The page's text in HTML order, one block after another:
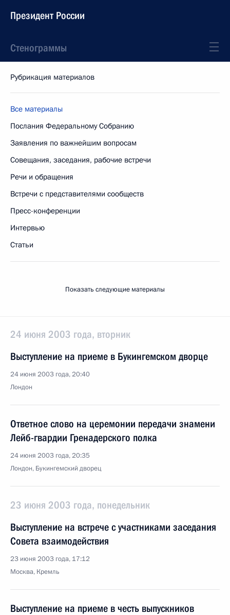
Президент России
Стенограммы
Рубрикация материалов
Все материалы
Послания Федеральному Собранию
Заявления по важнейшим вопросам
Совещания, заседания, рабочие встречи
Речи и обращения
Встречи с представителями сообществ
Пресс-конференции
Интервью
Статьи
Показать следующие материалы
24 июня 2003 года, вторник
Выступление на приеме в Букингемском дворце
24 июня 2003 года, 20:40
Лондон
Ответное слово на церемонии передачи знамени
Лейб-гвардии Гренадерского полка
24 июня 2003 года, 20:35
Лондон, Букингемский дворец
23 июня 2003 года, понедельник
Выступление на встрече с участниками заседания
Совета взаимодействия
23 июня 2003 года, 17:12
Москва, Кремль
Выступление на приеме в честь выпускников